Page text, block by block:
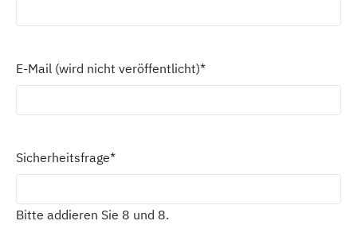
E-Mail (wird nicht veröffentlicht)*
Sicherheitsfrage*
Bitte addieren Sie 8 und 8.